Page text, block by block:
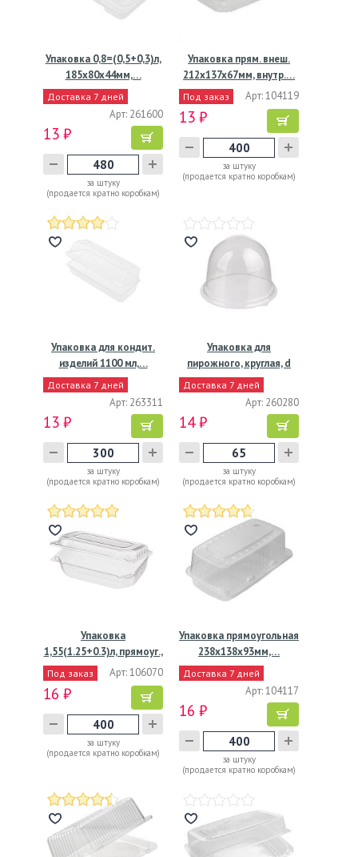
Упаковка 0,8=(0,5+0,3)л,
185x80x44мм,…
Доставка 7 дней
Арт: 261600
13 ₽
за штуку
(продается кратно коробкам)
Упаковка прям. внеш.
212x137x67мм, внутр.…
Под заказ Арт: 104119
13 ₽
за штуку
(продается кратно коробкам)
Упаковка для кондит.
изделий 1100 мл,…
Доставка 7 дней
Арт: 263311
13 ₽
за штуку
(продается кратно коробкам)
Упаковка для
пирожного, круглая, d
90мм, h…
Доставка 7 дней
Арт: 260280
14 ₽
за штуку
(продается кратно коробкам)
Упаковка
1,55(1.25+0.3)л, прямоуг.,
внеш.…
Под заказ Арт: 106070
16 ₽
за штуку
(продается кратно коробкам)
Упаковка прямоугольная
238x138x93мм,…
Доставка 7 дней
Арт: 104117
16 ₽
за штуку
(продается кратно коробкам)